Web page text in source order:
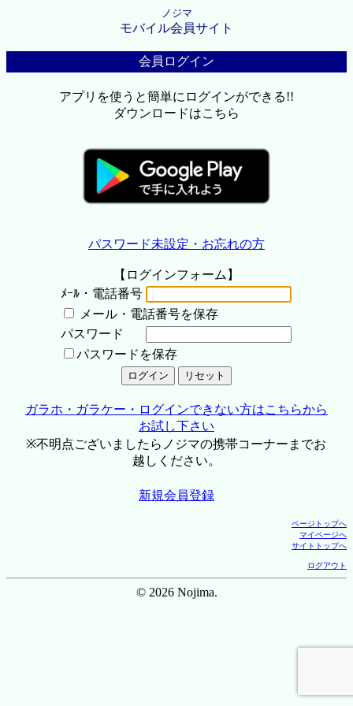
ノジマ
モバイル会員サイト
会員ログイン
アプリを使うと簡単にログインができる!!
ダウンロードはこちら
パスワード未設定・お忘れの方
【ログインフォーム】
ﾒｰﾙ・電話番号
メール・電話番号を保存
パスワード
パスワードを保存
ガラホ・ガラケー・ログインできない方はこちらから
お試し下さい
※不明点ございましたらノジマの携帯コーナーまでお
越しください。
新規会員登録
ページトップへ
マイページへ
サイトトップへ
ログアウト
© 2026 Nojima.